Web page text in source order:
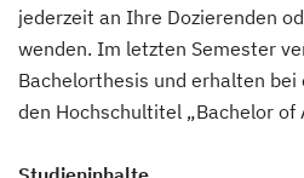
jederzeit an Ihre Dozierenden
wenden. Im letzten Semester
Bachelorthesis und erhalten
den Hochschultitel „Bachelor of